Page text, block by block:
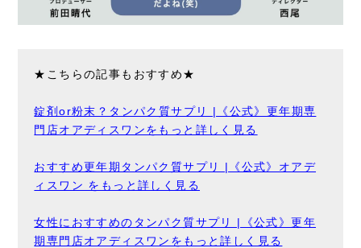
★こちらの記事もおすすめ★
錠剤or粉末？タンパク質サプリ |《公式》更年期専
門店オアディスワンをもっと詳しく見る
おすすめ更年期タンパク質サプリ |《公式》オアデ
ィスワン をもっと詳しく見る
女性におすすめのタンパク質サプリ |《公式》更年
期専門店オアディスワンをもっと詳しく見る